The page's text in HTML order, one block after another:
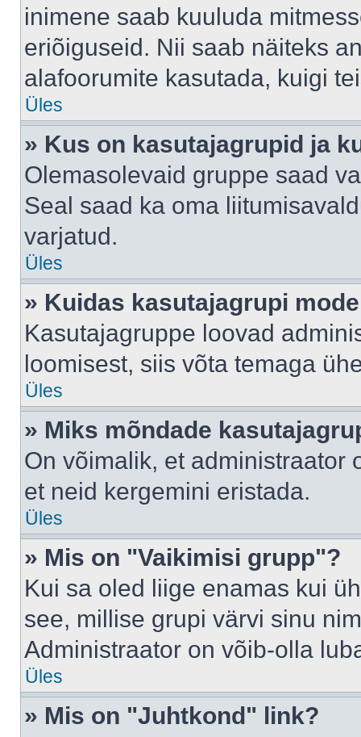
inimene saab kuuluda
eriõiguseid. Nii saab näiteks
alafoorumite kasutada, kuigi
Üles
» Kus on kasutajagrupid ja
Olemasolevaid gruppe saad
Seal saad ka oma
varjatud.
Üles
» Kuidas kasutajagrupi
Kasutajagruppe loovad
loomisest, siis võta temaga
Üles
» Miks mõndade
On võimalik, et administraator
et neid kergemini eristada.
Üles
» Mis on "Vaikimisi grupp"?
Kui sa oled liige enamas kui
see, millise grupi värvi sinu
Administraator on võib-olla
Üles
» Mis on "Juhtkond" link?